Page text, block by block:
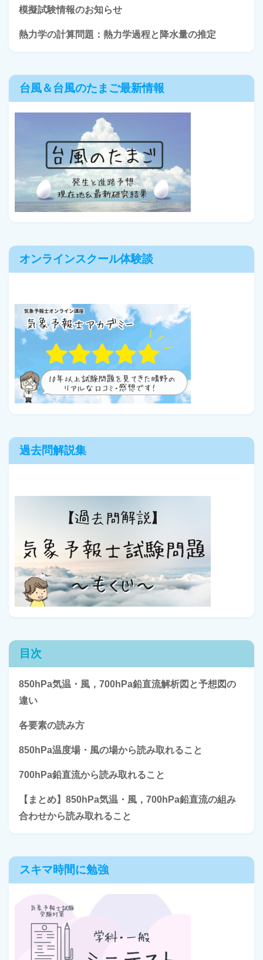
模擬試験情報のお知らせ
熱力学の計算問題：熱力学過程と降水量の推定
台風＆台風のたまご最新情報
オンラインスクール体験談
過去問解説集
目次
850hPa気温・風，700hPa鉛直流解析図と予想図の
違い
各要素の読み方
850hPa温度場・風の場から読み取れること
700hPa鉛直流から読み取れること
【まとめ】850hPa気温・風，700hPa鉛直流の組み
合わせから読み取れること
スキマ時間に勉強